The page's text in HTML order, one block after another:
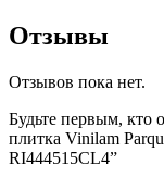
Отзывы
Отзывов пока нет.
Будьте первым, кто
плитка Vinilam
RI444515CL4”